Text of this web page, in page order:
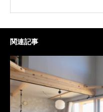
関連記事